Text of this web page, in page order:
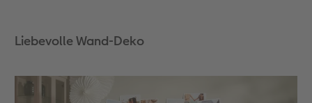
Liebevolle Wand-Deko